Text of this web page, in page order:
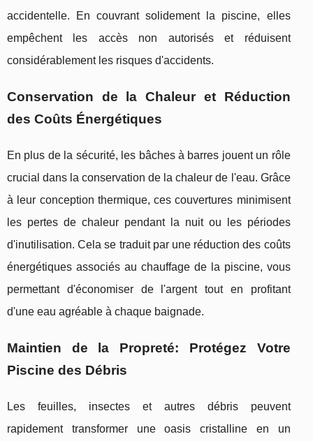
accidentelle. En couvrant solidement la piscine, elles
empêchent les accès non autorisés et réduisent
considérablement les risques d'accidents.
Conservation de la Chaleur et Réduction
des Coûts Énergétiques
En plus de la sécurité, les bâches à barres jouent un rôle
crucial dans la conservation de la chaleur de l'eau. Grâce
à leur conception thermique, ces couvertures minimisent
les pertes de chaleur pendant la nuit ou les périodes
d'inutilisation. Cela se traduit par une réduction des coûts
énergétiques associés au chauffage de la piscine, vous
permettant d'économiser de l'argent tout en profitant
d'une eau agréable à chaque baignade.
Maintien de la Propreté: Protégez Votre
Piscine des Débris
Les feuilles, insectes et autres débris peuvent
rapidement transformer une oasis cristalline en un